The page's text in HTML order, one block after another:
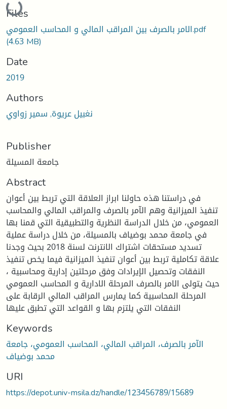
Files
الامر بالصرف بين المراقب المالي و المحاسب العمومي.pdf
(4.63 MB)
Date
2019
Authors
نغبيل عريوة, سمير زواوي
Publisher
جامعة المسيلة
Abstract
في دراستنا هذه حاولنا ابراز العلاقة التي تربط بين أعوان
تنفيذ الميزانية وهم الآمر بالصرف والمراقب المالي والمحاسب
العمومي، من خلال الدراسة النظرية والتطبيقية التي قمنا بها
في جامعة محمد بوضياف بالمسيلة، من خلال دراسة عملية
تسديد مستحقات اشتراك الانترنت لسنة 2018 بحيث وجدنا
علاقة تكاملية تربط بين أعوان تنفيذ الميزانية فيما يخص تنفيذ
النفقات وتحصيل الإيرادات وفق مرحلتين إدارية ومحاسبية ،
حيث يتولى الامر بالصرف المرحلة الادارية و المحاسب العمومي
المرحلة المحاسبية كما يمارس المراقب المالي الرقابة على
النفقات التي يلتزم بها و القواعد التي تطبق عليها
Keywords
الآمر بالصرف، المراقب المالي، المحاسب العمومي، جامعة
محمد بوضياف
URI
https://depot.univ-msila.dz/handle/123456789/15689